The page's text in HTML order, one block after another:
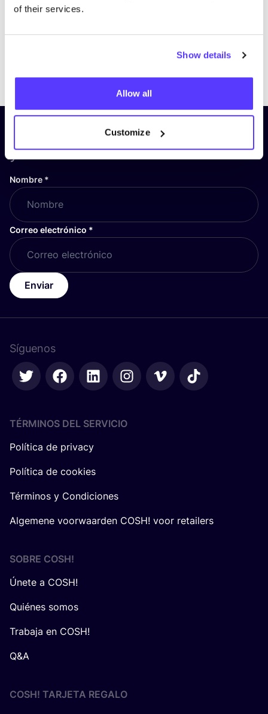
of their services.
Show details
Allow all
Customize
¡Suscríbete a nuestro boletín
y mantente informado!
Nombre *
Correo electrónico *
Enviar
Síguenos
TÉRMINOS DEL SERVICIO
Política de privacy
Política de cookies
Términos y Condiciones
Algemene voorwaarden COSH! voor retailers
SOBRE COSH!
Únete a COSH!
Quiénes somos
Trabaja en COSH!
Q&A
COSH! TARJETA REGALO